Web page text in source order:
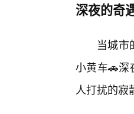
深夜的奇
当城市
小黄车🚗深
人打扰的寂